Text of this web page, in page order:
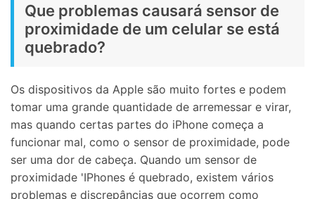
Que problemas causará sensor de
proximidade de um celular se está
quebrado?
Os dispositivos da Apple são muito fortes e podem
tomar uma grande quantidade de arremessar e virar,
mas quando certas partes do iPhone começa a
funcionar mal, como o sensor de proximidade, pode
ser uma dor de cabeça. Quando um sensor de
proximidade 'IPhones é quebrado, existem vários
problemas e discrepâncias que ocorrem como